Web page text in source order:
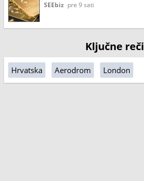
SEEbiz pre 9 sati
Ključne reči
Hrvatska Aerodrom London